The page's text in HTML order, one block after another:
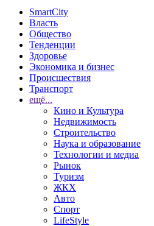
SmartCity
Власть
Общество
Тенденции
Здоровье
Экономика и бизнес
Происшествия
Транспорт
ещё...
Кино и Культура
Недвижимость
Строительство
Наука и образование
Технологии и медиа
Рынок
Туризм
ЖКХ
Авто
Спорт
LifeStyle